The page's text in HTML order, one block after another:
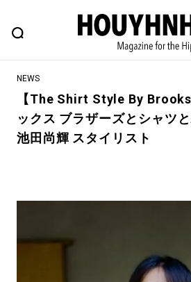
FEATURE BLOG
ヒップなファッション、カルチャー、ライフ
#注目のタグ
#NEW VINTAGE #マイナーグ
#GH 銘品の所以
#FOCUS IT
NEWS
【The Shirt Style By
ックス ブラザーズとシャツ
池田尚輝 スタイリスト